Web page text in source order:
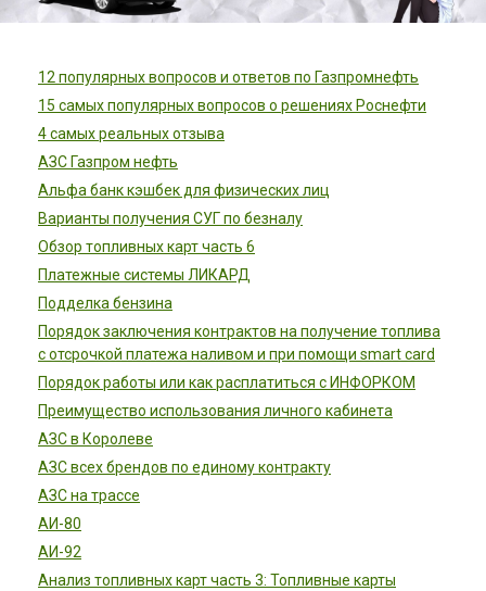
12 популярных вопросов и ответов по Газпромнефть
15 самых популярных вопросов о решениях Роснефти
4 самых реальных отзыва
АЗС Газпром нефть
Альфа банк кэшбек для физических лиц
Варианты получения СУГ по безналу
Обзор топливных карт часть 6
Платежные системы ЛИКАРД
Подделка бензина
Порядок заключения контрактов на получение топлива
с отсрочкой платежа наливом и при помощи smart card
Порядок работы или как расплатиться с ИНФОРКОМ
Преимущество использования личного кабинета
АЗС в Королеве
АЗС всех брендов по единому контракту
АЗС на трассе
АИ-80
АИ-92
Анализ топливных карт часть 3: Топливные карты